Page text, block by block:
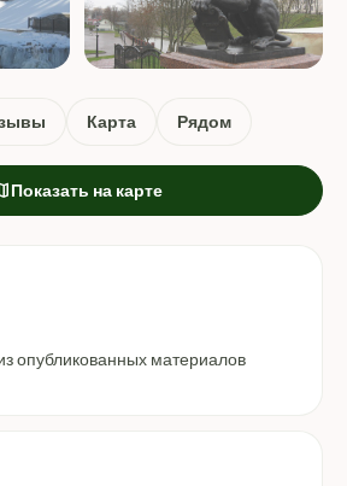
Карта Рядом
Показать на карте
опубликованных материалов